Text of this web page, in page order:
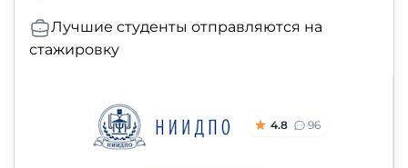
Лучшие студенты отправляются на
стажировку
4.8 96